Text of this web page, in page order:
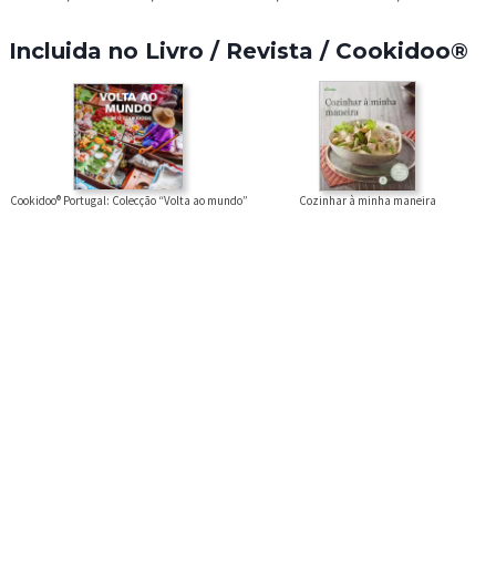
Incluida no Livro / Revista / Cookidoo®
Cookidoo® Portugal: Colecção “Volta ao mundo” Cozinhar à minha maneira